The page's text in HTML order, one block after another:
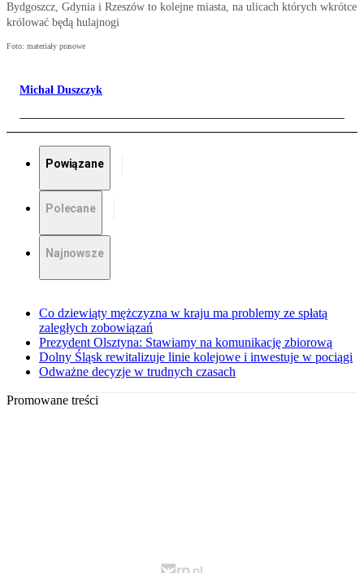
Bydgoszcz, Gdynia i Rzeszów to kolejne miasta, na ulicach których wkrótce
królować będą hulajnogi
Foto: materiały prasowe
Michał Duszczyk
Powiązane
Polecane
Najnowsze
Co dziewiąty mężczyzna w kraju ma problemy ze spłatą
zaległych zobowiązań
Prezydent Olsztyna: Stawiamy na komunikację zbiorową
Dolny Śląsk rewitalizuje linie kolejowe i inwestuje w pociągi
Odważne decyzje w trudnych czasach
Promowane treści